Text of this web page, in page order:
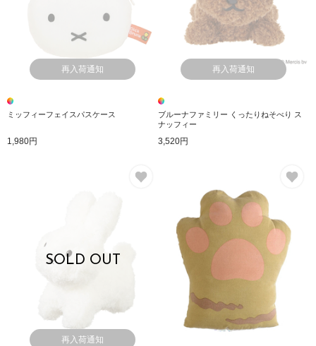
再入荷通知
ミッフィーフェイスパスケース
1,980円
再入荷通知
ブルーナファミリー くったりねそべり ス
ナッフィー
3,520円
SOLD OUT
再入荷通知